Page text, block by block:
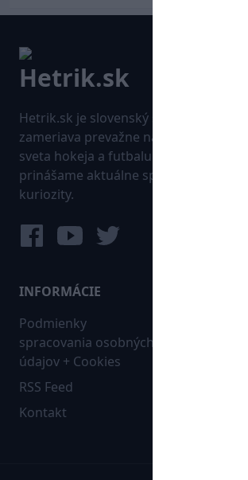
Hetrik.sk je slovenský športový portál,
zameriava prevažne na najnovšie
sveta hokeja a futbalu. Pravidelne na
prinášame aktuálne správy, góly,
kuriozity.
INFORMÁCIE
Podmienky
spracovania osobných
údajov + Cookies
RSS Feed
Kontakt